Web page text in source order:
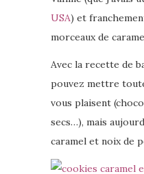
USA) et
morceaux de
Avec la recette de
pouvez mettre
vous plaisent
secs…), mais
caramel et noix de